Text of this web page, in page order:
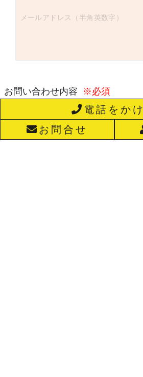
お問い合わせ内容 ※必須
電話をか
お問合せ